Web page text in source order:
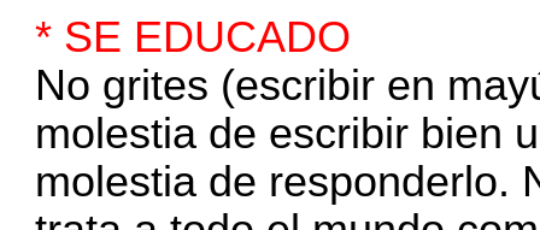
* SE EDUCADO
No grites (escribir en
molestia de escribir bien
molestia de responderlo.